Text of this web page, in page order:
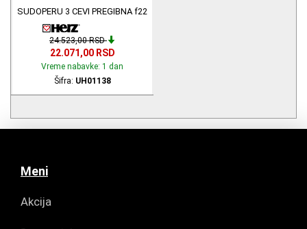
SUDOPERU 3 CEVI PREGIBNA f22
UH01138
24.523,00 RSD
22.071,00 RSD
Vreme nabavke: 1 dan
Šifra: UH01138
Meni
Akcija